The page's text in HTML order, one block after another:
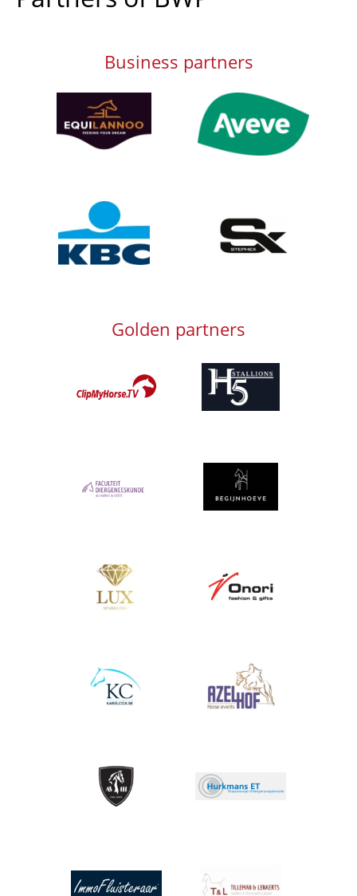
Business partners
Afbeelding Afbeelding
Afbeelding
Golden partners
Afbeelding
Afbeelding Afbeelding
Afbeelding Afbeelding
Afbeelding Afbeelding
Afbeelding
Afbeelding
Afbeelding Afbeelding